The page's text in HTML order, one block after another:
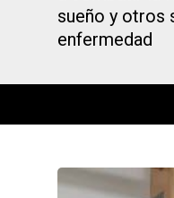
sueño y otros
enfermedad